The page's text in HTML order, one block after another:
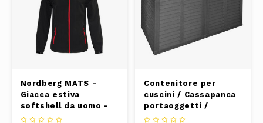
Pattini da ghiaccio
Cuscini e biancheria da letto
Lampade e illuminazione
Mobili
Nordberg MATS -
Giacca estiva
softshell da uomo -
Nero mélange
Contenitore per
cuscini / Cassapanca
portaoggetti /
Contenitore per